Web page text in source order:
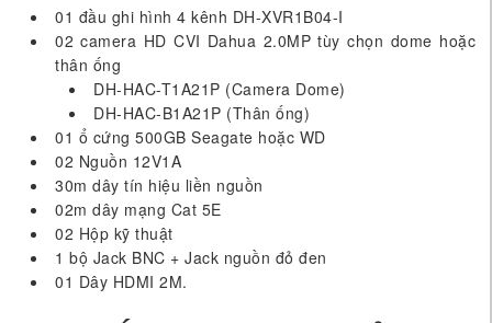
01 đầu ghi hình 4 kênh DH-XVR1B04-I
02 camera HD CVI Dahua 2.0MP tùy chọn dome hoặc
thân ống
DH-HAC-T1A21P (Camera Dome)
DH-HAC-B1A21P (Thân ống)
01 ổ cứng 500GB Seagate hoặc WD
02 Nguồn 12V1A
30m dây tín hiệu liền nguồn
02m dây mạng Cat 5E
02 Hộp kỹ thuật
1 bộ Jack BNC + Jack nguồn đỏ đen
01 Dây HDMI 2M.